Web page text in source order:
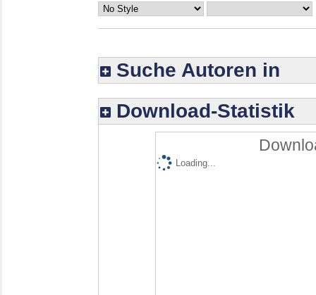
Suche Autoren in
Download-Statistik
Loading...